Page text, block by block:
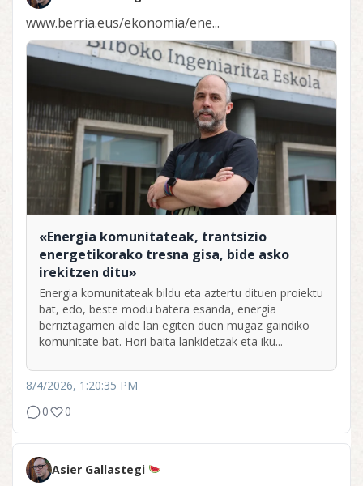
www.berria.eus/ekonomia/ene...
«Energia komunitateak, trantsizio
energetikorako tresna gisa, bide asko
irekitzen ditu»
Energia komunitateak bildu eta aztertu dituen proiektu
bat, edo, beste modu batera esanda, energia
berriztagarrien alde lan egiten duen mugaz gaindiko
komunitate bat. Hori baita lankidetzak eta iku...
8/4/2026, 1:20:35 PM
0
0
Asier Gallastegi